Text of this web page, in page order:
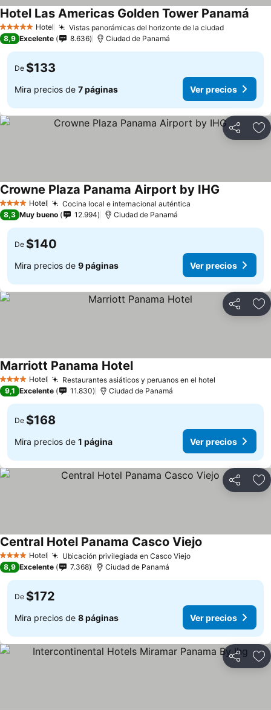
5 Estrellas Hotel Vistas panorámicas del horizonte de la ciudad
Hotel Las Americas Golden Tower Panamá
8,9 Excelente 8.636 Ciudad de Panamá
De $133
Mira precios de 7 páginas Ver precios
Compartir
4 EstrellasHotel Cocina local e internacional auténtica
Crowne Plaza Panama Airport by IHG
8,3 Muy bueno 12.994 Ciudad de Panamá
De $140
Mira precios de 9 páginas Ver precios
Compartir
4 EstrellasHotel Restaurantes asiáticos y peruanos en el hotel
Marriott Panama Hotel
9,1 Excelente 11.830 Ciudad de Panamá
De $168
Mira precios de 1 página Ver precios
Compartir
4 EstrellasHotel Ubicación privilegiada en Casco Viejo
Central Hotel Panama Casco Viejo
8,9 Excelente 7.368 Ciudad de Panamá
De $172
Mira precios de 8 páginas Ver precios
Compartir